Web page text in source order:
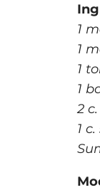
1
1
1
1
2
1